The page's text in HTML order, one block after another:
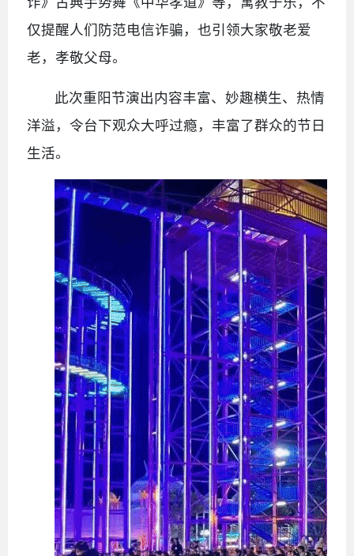
仅提醒人们防范电信诈骗，也引领大家敬老爱
老，孝敬父母。
此次重阳节演出内容丰富、妙趣横生、热情
洋溢，令台下观众大呼过瘾，丰富了群众的节日
生活。